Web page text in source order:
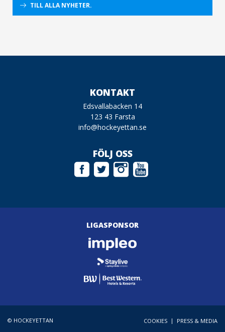
TILL ALLA NYHETER.
KONTAKT
Edsvallabacken 14
123 43 Farsta
info@hockeyettan.se
FÖLJ OSS
LIGASPONSOR
© HOCKEYETTAN COOKIES | PRESS & MEDIA